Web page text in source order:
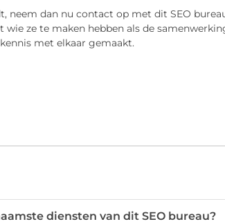
dan nu contact op met dit SEO
ze te maken hebben als de
met elkaar gemaakt.
diensten van dit SEO bureau?